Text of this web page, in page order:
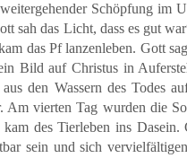
Schöpfung im
sah das Licht, dass es gut
das Pf lanzenleben. Gott
Bild auf Christus in
den Wassern des Todes
Am vierten Tag wurden die
des Tierleben ins Dasein.
sein und sich